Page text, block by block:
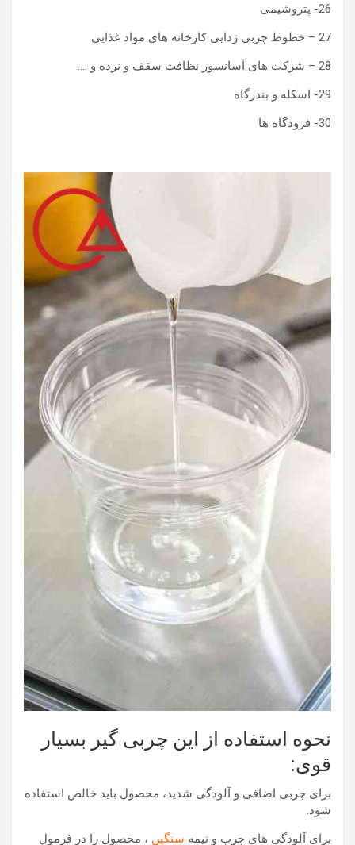
26- پتروشیمی
27 – خطوط چربی زدایی کارخانه های مواد غذایی
28 – شرکت های آسانسور نظافت سقف و نرده و ….
29- اسکله و بندرگاه
30- فرودگاه ها
نحوه استفاده از این چربی گیر بسیار
قوی:
برای چربی اضافی و آلودگی شدید، محصول باید خالص استفاده
شود.
برای آلودگی های چرب و نیمه سنگین ، محصول را در فرمول